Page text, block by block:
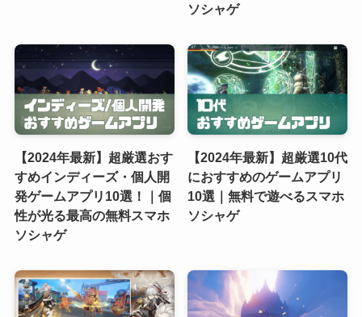
ソシャゲ
【2024年最新】超厳選おす
すめインディーズ・個人開
発ゲームアプリ10選！｜個
性が光る最高の無料スマホ
ソシャゲ
【2024年最新】超厳選10代
におすすめのゲームアプリ
10選｜無料で遊べるスマホ
ソシャゲ